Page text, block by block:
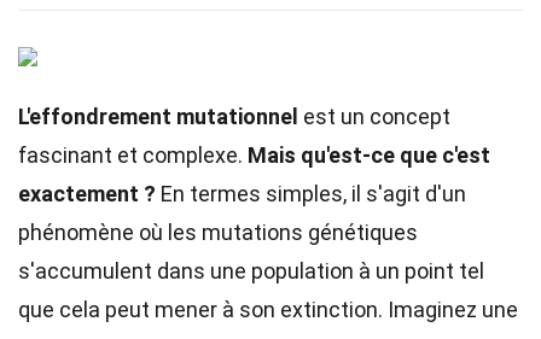
L'effondrement mutationnel est un concept
fascinant et complexe. Mais qu'est-ce que c'est
exactement ? En termes simples, il s'agit d'un
phénomène où les mutations génétiques
s'accumulent dans une population à un point tel
que cela peut mener à son extinction. Imaginez une